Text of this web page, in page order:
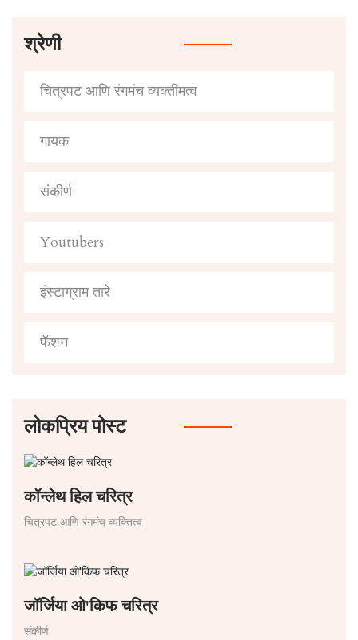
श्रेणी
चित्रपट आणि रंगमंच व्यक्तीमत्व
गायक
संकीर्ण
Youtubers
इंस्टाग्राम तारे
फॅशन
लोकप्रिय पोस्ट
कॉन्लेथ हिल चरित्र
चित्रपट आणि रंगमंच व्यक्तित्व
जॉर्जिया ओ'किफ चरित्र
संकीर्ण